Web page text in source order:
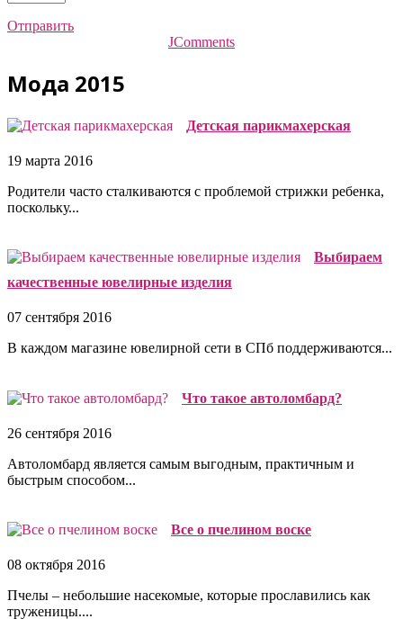
Отправить
JComments
Мода 2015
Детская парикмахерская
19 марта 2016
Родители часто сталкиваются с проблемой стрижки ребенка,
поскольку...
Выбираем
качественные ювелирные изделия
07 сентября 2016
В каждом магазине ювелирной сети в СПб поддерживаются...
Что такое автоломбард?
26 сентября 2016
Автоломбард является самым выгодным, практичным и
быстрым способом...
Все о пчелином воске
08 октября 2016
Пчелы – небольшие насекомые, которые прославились как
труженицы....